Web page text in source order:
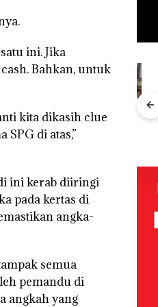
ini. Jika
Bahkan, untuk
kita dikasih clue
di atas,”
ini kerab diiringi
pada kertas di
angka-
semua
pemandu di
angkah yang
PT
Puluhan
Tahun
‘Bodong’
Sekolah
Djuwita
Batam
Segera
n